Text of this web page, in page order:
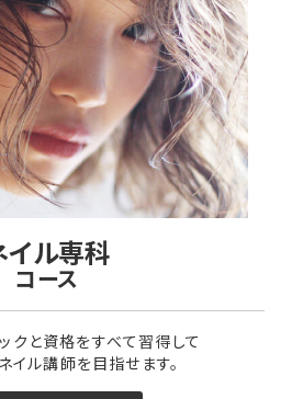
イル専科
コース
クと資格をすべて習得して
イル講師を目指せます。